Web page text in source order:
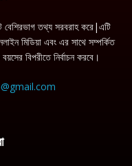
বেশিরভাগ তথ্য সরবরাহ করে|এটি
মিডিয়া এবং এর সাথে সম্পর্কিত
বিপরীতে নির্বাচন করবে।